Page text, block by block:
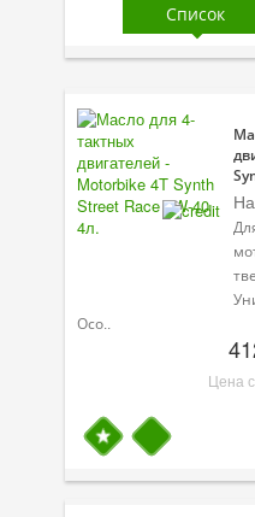
Линейка масел
Присадки
Присадки в
Присадки в
Трансмиссионные
Сервисные
Оборудование
Клеи и герметики
Профи-серия
Список
Осо..
Цена